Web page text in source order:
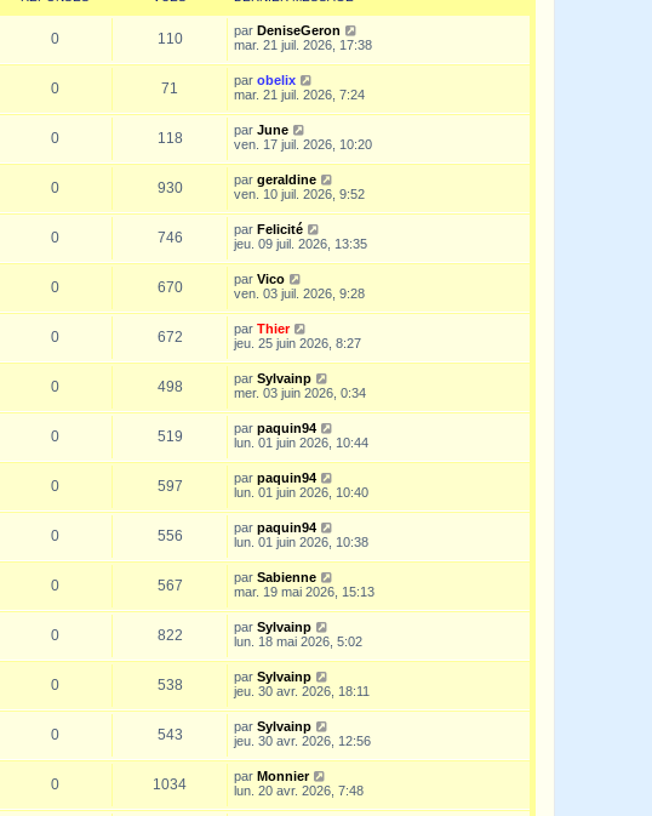
0 110 par DeniseGeron
mar. 21 juil. 2026, 17:38
0 71 par obelix
mar. 21 juil. 2026, 7:24
0 118 par June
ven. 17 juil. 2026, 10:20
0 930 par geraldine
ven. 10 juil. 2026, 9:52
0 746 par Felicité
jeu. 09 juil. 2026, 13:35
0 670 par Vico
ven. 03 juil. 2026, 9:28
0 672 par Thier
jeu. 25 juin 2026, 8:27
0 498 par Sylvainp
mer. 03 juin 2026, 0:34
0 519 par paquin94
lun. 01 juin 2026, 10:44
0 597 par paquin94
lun. 01 juin 2026, 10:40
0 556 par paquin94
lun. 01 juin 2026, 10:38
0 567 par Sabienne
mar. 19 mai 2026, 15:13
0 822 par Sylvainp
lun. 18 mai 2026, 5:02
0 538 par Sylvainp
jeu. 30 avr. 2026, 18:11
0 543 par Sylvainp
jeu. 30 avr. 2026, 12:56
0 1034 par Monnier
lun. 20 avr. 2026, 7:48